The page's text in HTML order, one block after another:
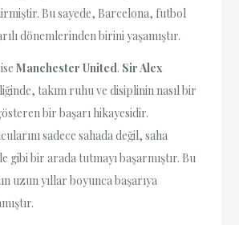
Bu sayede, Barcelona, futbol
dönemlerinden birini yaşamıştır.
Manchester United. Sir Alex
takım ruhu ve disiplinin nasıl bir
bir başarı hikayesidir.
sadece sahada değil, saha
gibi bir arada tutmayı başarmıştır. Bu
uzun yıllar boyunca başarıya